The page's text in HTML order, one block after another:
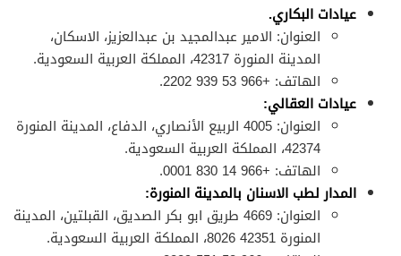
عيادات البكاري.
العنوان: الامير عبدالمجيد بن عبدالعزيز، الاسكان،
المدينة المنورة 42317، المملكة العربية السعودية.
الهاتف: +966 53 939 2202.
عيادات العقالي:
العنوان: 4005 الربيع الأنصاري، الدفاع، المدينة المنورة
42374، المملكة العربية السعودية.
الهاتف: +966 14 830 0001.
المدار لطب الاسنان بالمدينة المنورة:
العنوان: 4669 طريق ابو بكر الصديق، القبلتين، المدينة
المنورة 42351 8026، المملكة العربية السعودية.